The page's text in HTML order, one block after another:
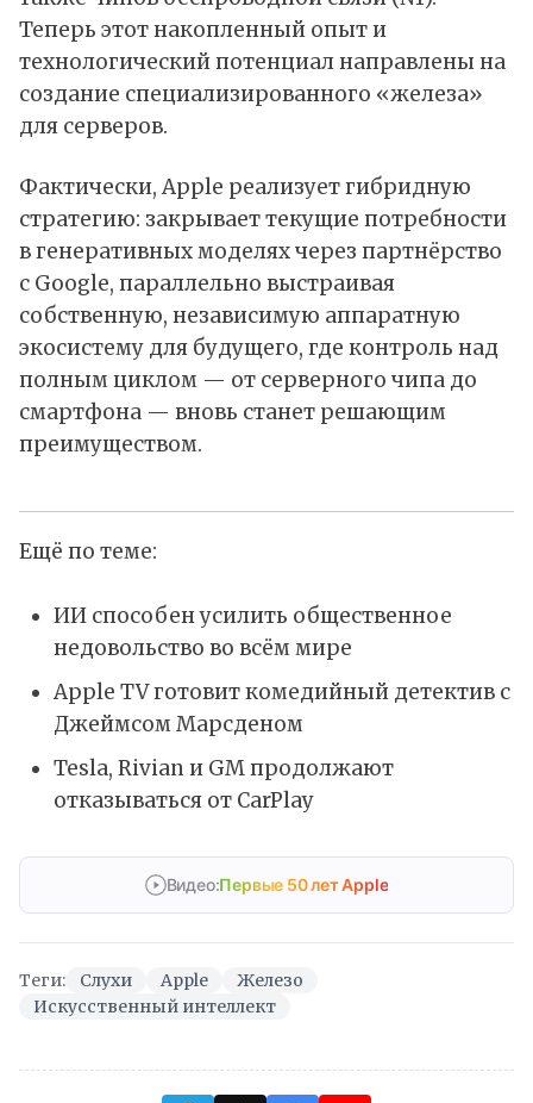
Теперь этот накопленный опыт и
технологический потенциал направлены на
создание специализированного «железа»
для серверов.
Фактически, Apple реализует гибридную
стратегию: закрывает текущие потребности
в генеративных моделях через партнёрство
с Google, параллельно выстраивая
собственную, независимую аппаратную
экосистему для будущего, где контроль над
полным циклом — от серверного чипа до
смартфона — вновь станет решающим
преимуществом.
Ещё по теме:
ИИ способен усилить общественное
недовольство во всём мире
Apple TV готовит комедийный детектив с
Джеймсом Марсденом
Tesla, Rivian и GM продолжают
отказываться от CarPlay
Видео:Первые 50 лет Apple
Теги: Слухи Apple
Железо
Искусственный интеллект